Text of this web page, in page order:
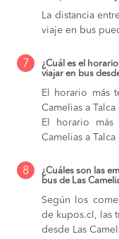
La distancia
viaje en bus
7
¿Cuál es el
viajar en bus
El horario más
Camelias a
El horario
Camelias a
8
¿Cuáles son las
bus de Las
Según los
de kupos.cl, las
desde Las